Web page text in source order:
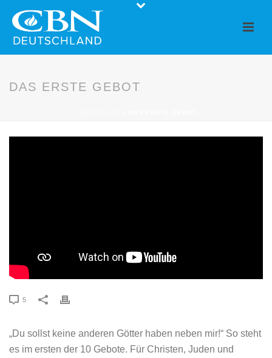
DAS ERSTE GEBOT
5
„Du sollst keine anderen Götter haben neben mir!“ So steht
es im ersten der 10 Gebote. Für Christen, Juden und